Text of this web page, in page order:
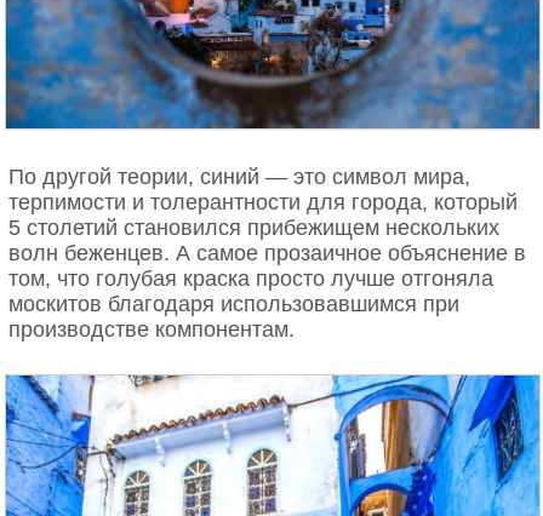
По другой теории, синий — это символ мира,
терпимости и толерантности для города, который
5 столетий становился прибежищем нескольких
волн беженцев. А самое прозаичное объяснение в
том, что голубая краска просто лучше отгоняла
москитов благодаря использовавшимся при
производстве компонентам.